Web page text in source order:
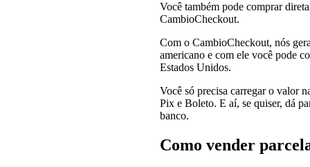
Você também pode comprar
CambioCheckout.
Com o CambioCheckout, nós
americano e com ele você pode
Estados Unidos.
Você só precisa carregar o valor
Pix e Boleto. E aí, se quiser, dá
banco.
Como vender